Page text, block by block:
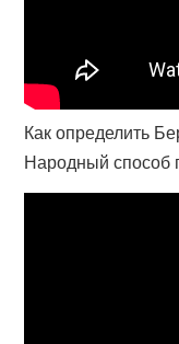
Как определить
Народный способ